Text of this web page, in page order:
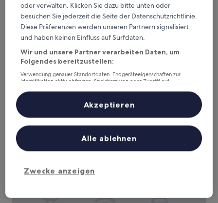
The Garden City Hotel
The Garden City Hotel
4.0-
Sterne-
Unterkunft
Garden City
9.4
10,
(1.101
9,4/10 Außergewöhnlich (1.101 Bewertungen)
Der
beträgt
237 €
9. Aug.–10. Aug.
Best Western Bar Harbour Inn
oder verwalten. Klicken Sie dazu bitte unten oder
besuchen Sie jederzeit die Seite der Datenschutzrichtlinie.
Diese Präferenzen werden unseren Partnern signalisiert
und haben keinen Einfluss auf Surfdaten.
Wir und unsere Partner verarbeiten Daten, um
Folgendes bereitzustellen:
Verwendung genauer Standortdaten. Endgeräteeigenschaften zur
Identifikation aktiv abfragen. Speichern von oder Zugriff auf
Inhalte, Messung von Werbeleistung und der Performance von Inhalten,
Zielgruppenforschung sowie Entwicklung und Verbesserung von
Liste der Partner (Lieferanten)
Zwecke anzeigen
Alle ablehnen
Akzeptieren